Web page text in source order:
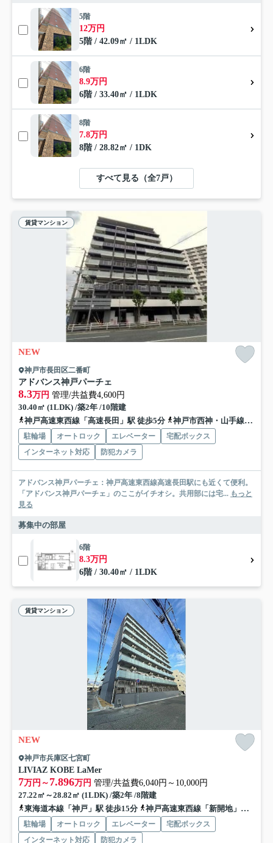
5階
12万円
5階 / 42.09㎡ / 1LDK
6階
8.9万円
6階 / 33.40㎡ / 1LDK
8階
7.8万円
8階 / 28.82㎡ / 1DK
すべて見る（全7戸）
賃貸マンション
NEW
神戸市長田区二番町
アドバンス神戸パーチェ
8.3万円 管理/共益費4,600円
30.40㎡ (1LDK) /築2年 /10階建
神戸高速東西線「高速長田」駅 徒歩5分
神戸市西神・山手線「長田」駅 徒歩5分
駐輪場 オートロック エレベーター
宅配ボックス
インターネット対応
防犯カメラ
アドバンス神戸パーチェ：神戸高速東西線高速長田駅にも近くて便利。
「アドバンス神戸パーチェ」のここがイチオシ。共用部には宅... もっと
見る
募集中の部屋
6階
8.3万円
6階 / 30.40㎡ / 1LDK
賃貸マンション
NEW
神戸市兵庫区七宮町
LIVIAZ KOBE LaMer
7万円～ 7.896万円 管理/共益費6,040円～10,000円
27.22㎡～28.82㎡ (1LDK) /築2年 /8階建
東海道本線「神戸」駅 徒歩15分
神戸高速東西線「新開地」駅 徒歩13分
駐輪場 オートロック エレベーター
宅配ボックス
インターネット対応
防犯カメラ